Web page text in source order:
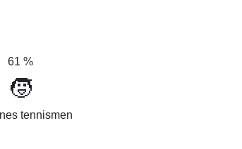
61 %
🧒
tennismen